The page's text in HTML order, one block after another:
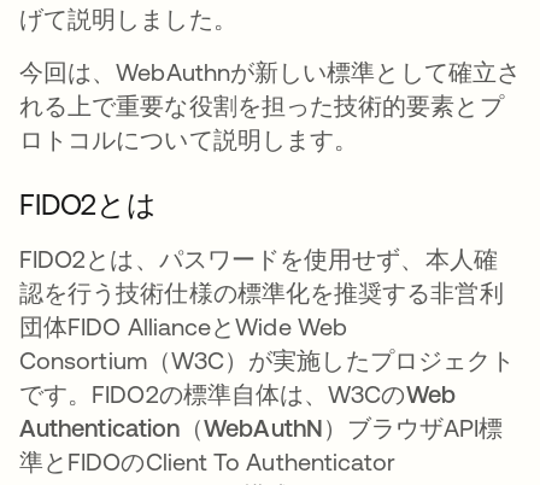
げて説明しました。
今回は、WebAuthnが新しい標準として確立さ
れる上で重要な役割を担った技術的要素とプ
ロトコルについて説明します。
FIDO2とは
FIDO2とは、パスワードを使用せず、本人確
認を行う技術仕様の標準化を推奨する非営利
団体FIDO AllianceとWide Web
Consortium（W3C）が実施したプロジェクト
です。FIDO2の標準自体は、W3CのWeb
Authentication（WebAuthN） ブラウザAPI標
準とFIDOのClient To Authenticator